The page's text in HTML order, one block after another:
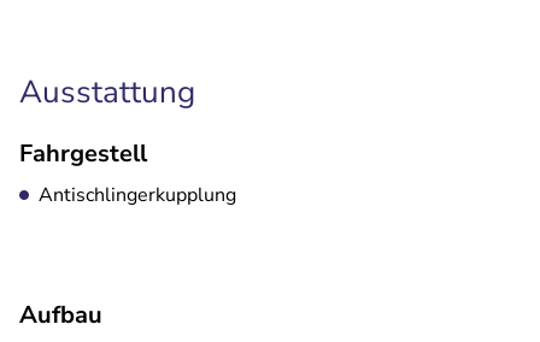
Ausstattung
Fahrgestell
Antischlingerkupplung
Aufbau